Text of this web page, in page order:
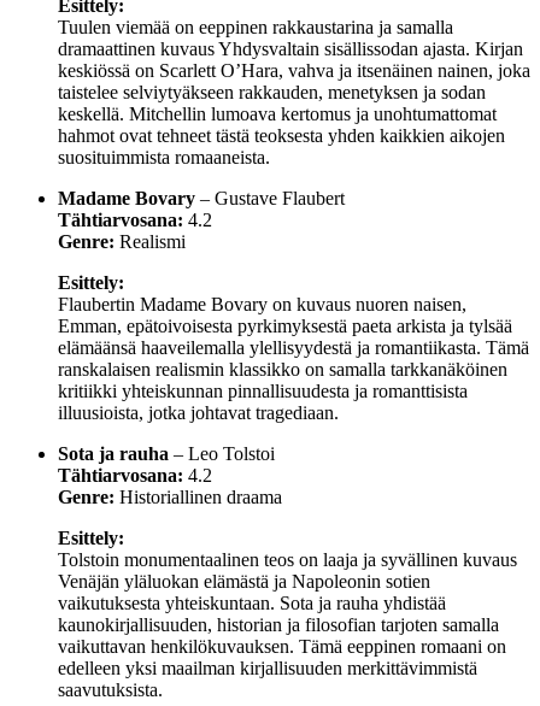
Esittely:
Tuulen viemää on eeppinen rakkaustarina ja samalla
dramaattinen kuvaus Yhdysvaltain sisällissodan ajasta. Kirjan
keskiössä on Scarlett O’Hara, vahva ja itsenäinen nainen, joka
taistelee selviytyäkseen rakkauden, menetyksen ja sodan
keskellä. Mitchellin lumoava kertomus ja unohtumattomat
hahmot ovat tehneet tästä teoksesta yhden kaikkien aikojen
suosituimmista romaaneista.
Madame Bovary – Gustave Flaubert
Tähtiarvosana: 4.2
Genre: Realismi
Esittely:
Flaubertin Madame Bovary on kuvaus nuoren naisen,
Emman, epätoivoisesta pyrkimyksestä paeta arkista ja tylsää
elämäänsä haaveilemalla ylellisyydestä ja romantiikasta. Tämä
ranskalaisen realismin klassikko on samalla tarkkanäköinen
kritiikki yhteiskunnan pinnallisuudesta ja romanttisista
illuusioista, jotka johtavat tragediaan.
Sota ja rauha – Leo Tolstoi
Tähtiarvosana: 4.2
Genre: Historiallinen draama
Esittely:
Tolstoin monumentaalinen teos on laaja ja syvällinen kuvaus
Venäjän yläluokan elämästä ja Napoleonin sotien
vaikutuksesta yhteiskuntaan. Sota ja rauha yhdistää
kaunokirjallisuuden, historian ja filosofian tarjoten samalla
vaikuttavan henkilökuvauksen. Tämä eeppinen romaani on
edelleen yksi maailman kirjallisuuden merkittävimmistä
saavutuksista.